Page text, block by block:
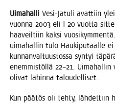
Uima­hal­li Vesi-Jatu­li avat­tiin
vuon­na 2003 eli l 20 vuot­ta
haa­veil­tiin kak­si
uima­hal­lin tulo Hau­ki­pu­taal­le
kun­nan­val­tuus­tos­sa syn­tyi
enem­mis­töl­lä 22–21.
oli­vat lähin­nä taloudelliset.
Kun pää­tös oli teh­ty, läh­det­tiin